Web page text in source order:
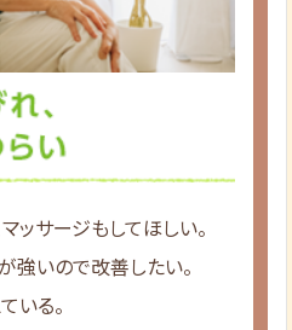
ッサージもしてほしい。
強いので改善したい。
いる。